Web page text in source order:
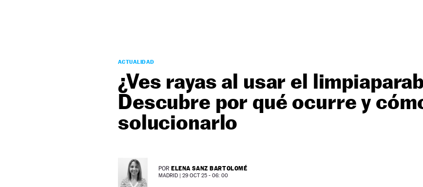
ACTUALIDAD
¿Ves rayas al usar el
Descubre por qué ocurre y
solucionarlo
POR ELENA SANZ BARTOLOMÉ
MADRID | 29 OCT 25 - 06: 00